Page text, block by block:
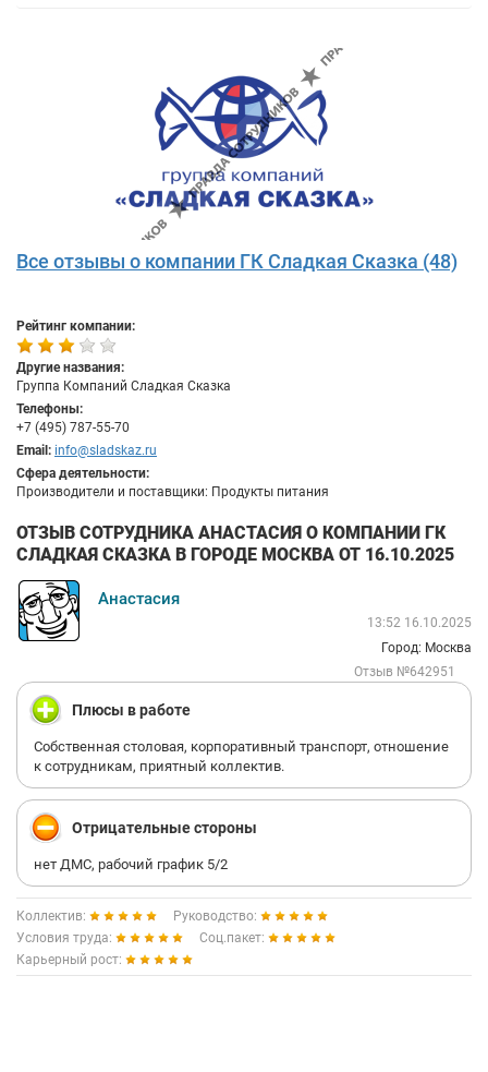
Все отзывы о компании ГК Сладкая Сказка (48)
Рейтинг компании:
Другие названия:
Группа Компаний Сладкая Сказка
Телефоны:
+7 (495) 787-55-70
Email: info@sladskaz.ru
Сфера деятельности:
Производители и поставщики: Продукты питания
ОТЗЫВ СОТРУДНИКА АНАСТАСИЯ О КОМПАНИИ ГК
СЛАДКАЯ СКАЗКА В ГОРОДЕ МОСКВА ОТ 16.10.2025
Анастасия
13:52 16.10.2025
Город: Москва
Отзыв №642951
Плюсы в работе
Собственная столовая, корпоративный транспорт, отношение
к сотрудникам, приятный коллектив.
Отрицательные стороны
нет ДМС, рабочий график 5/2
Коллектив:
Руководство:
Условия труда:
Соц.пакет:
Карьерный рост: